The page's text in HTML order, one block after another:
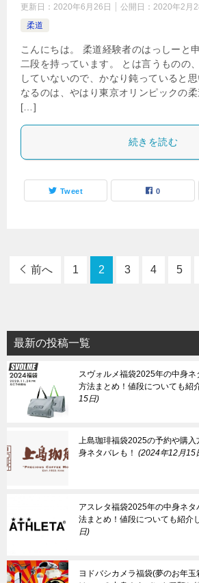
更新日： 2020年6月26日 公開日： 2020年2月
柔道
こんにちは。 柔道経験者のはっしーと
二段を持っています。 とは言うものの
していないので、かなり鈍っていると
なるのは、やはり東京オリンピックの
[…]
続きを読む
Tweet 0
前へ 1 2 3 4 5
最新の投稿一覧
スヴォルメ福袋2025年の中身ネ
方法まとめ！値段についても紹
15日
上島珈琲福袋2025の予約や購
身ネタバレも！
2024年12月15
アスレタ福袋2025年の中身ネ
法まとめ！値段についても紹介
日
ヨドバシカメラ福袋(夢のお年